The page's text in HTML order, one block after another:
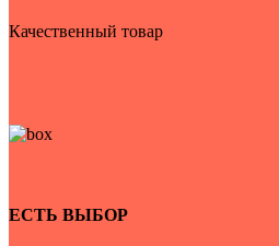
Качественный товар
ЕСТЬ ВЫБОР